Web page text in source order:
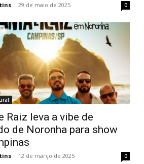
- 29 de maio de 2025 0
Raiz leva a vibe de
de Noronha para show
- 12 de março de 2025 0